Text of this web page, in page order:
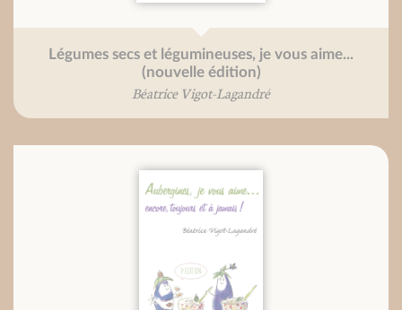
Légumes secs et légumineuses, je vous aime...
(nouvelle édition)
Béatrice Vigot-Lagandré